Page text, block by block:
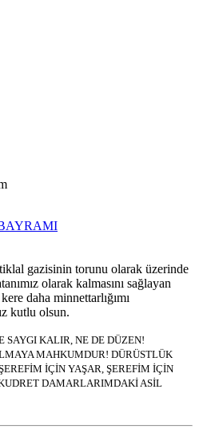
gazisinin torunu olarak üzerinde
olarak kalmasını sağlayan
daha minnettarlığımı
kutlu olsun.
SAYGI KALIR, NE DE DÜZEN!
MAHKUMDUR! DÜRÜSTLÜK
İÇİN YAŞAR, ŞEREFİM İÇİN
DAMARLARIMDAKİ ASİL